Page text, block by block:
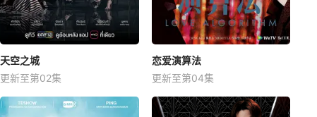
天空之城
更新至第02集
恋爱演算法
更新至第04集